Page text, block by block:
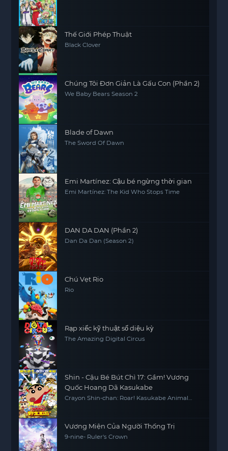
Thế Giới Phép Thuật
Black Clover
Chúng Tôi Đơn Giản Là Gấu Con (Phần 2)
We Baby Bears Season 2
Blade of Dawn
The Sword Of Dawn
Emi Martínez: Cậu bé ngừng thời gian
Emi Martínez: The Kid Who Stops Time
DAN DA DAN (Phần 2)
Dan Da Dan (Season 2)
Chú Vẹt Rio
Rio
Rạp xiếc kỹ thuật số diệu kỳ
The Amazing Digital Circus
Shin - Cậu Bé Bút Chì 17: Gầm! Vương
Quốc Hoang Dã Kasukabe
Crayon Shin-chan: Roar! Kasukabe Animal
Vương Miện Của Người Thống Trị
9-nine- Ruler's Crown